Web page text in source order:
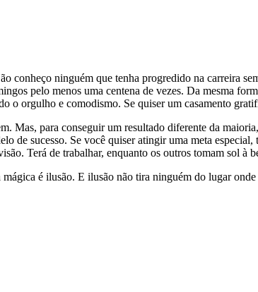
conheço ninguém que tenha progredido na carreira
pelo menos uma centena de vezes. Da mesma
o orgulho e comodismo. Se quiser um casamento
Mas, para conseguir um resultado diferente da
de sucesso. Se você quiser atingir uma meta
Terá de trabalhar, enquanto os outros tomam sol à
é ilusão. E ilusão não tira ninguém do lugar